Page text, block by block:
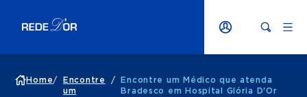
Home/
Encontre
um
/
Encontre um Médico que atenda
Bradesco em Hospital Glória D'Or